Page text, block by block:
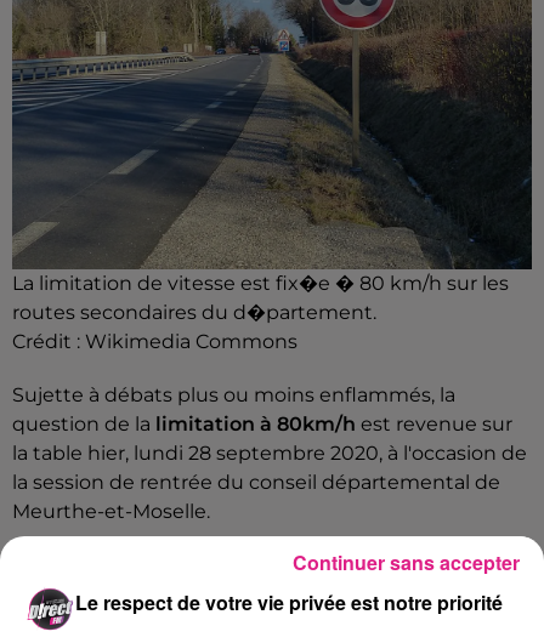
La limitation de vitesse est fix�e � 80 km/h sur les
routes secondaires du d�partement.
Crédit : Wikimedia Commons
Sujette à débats plus ou moins enflammés, la
question de la limitation à 80km/h est revenue sur
la table hier, lundi 28 septembre 2020, à l'occasion de
la session de rentrée du conseil départemental de
Meurthe-et-Moselle.
TROIS DÉPARTEMENTS SONT REVENUS AUX 90 KM/H
Présente au cours de cette réunion, la présidente du
département
Le respect de votre vie privée est notre priorité
Continuer sans accepter